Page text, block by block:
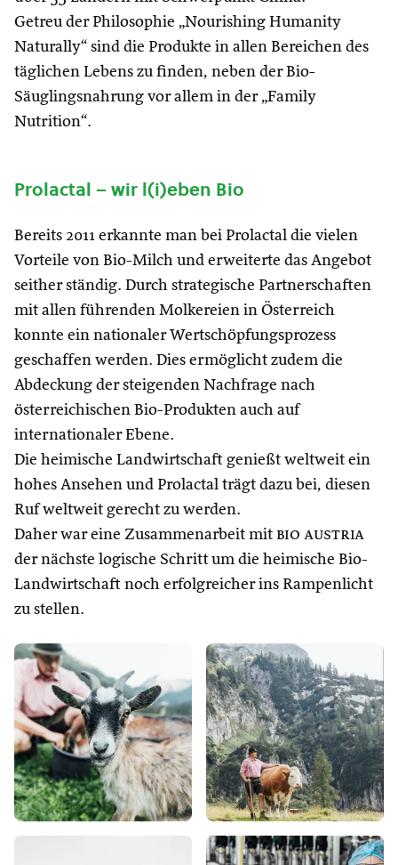
Getreu der Philosophie „Nourishing Humanity
Naturally“ sind die Produkte in allen Bereichen des
täglichen Lebens zu finden, neben der Bio-
Säuglingsnahrung vor allem in der „Family
Nutrition“.
Prolactal – wir l(i)eben Bio
Bereits 2011 erkannte man bei Prolactal die vielen
Vorteile von Bio-Milch und erweiterte das Angebot
seither ständig. Durch strategische Partnerschaften
mit allen führenden Molkereien in Österreich
konnte ein nationaler Wertschöpfungsprozess
geschaffen werden. Dies ermöglicht zudem die
Abdeckung der steigenden Nachfrage nach
österreichischen Bio-Produkten auch auf
internationaler Ebene.
Die heimische Landwirtschaft genießt weltweit ein
hohes Ansehen und Prolactal trägt dazu bei, diesen
Ruf weltweit gerecht zu werden.
Daher war eine Zusammenarbeit mit bio austria
der nächste logische Schritt um die heimische Bio-
Landwirtschaft noch erfolgreicher ins Rampenlicht
zu stellen.